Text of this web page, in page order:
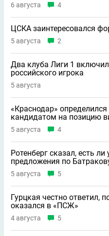
6 августа 4
ЦСКА заинтересовался
5 августа 2
Два клуба Лиги 1
российского игрока
5 августа
«Краснодар»
кандидатом на позицию
5 августа 4
Ротенберг сказал, есть
предложения по
5 августа 5
Гурцкая честно ответил,
оказался в «ПСЖ»
4 августа 5